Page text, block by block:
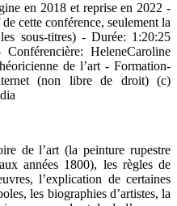
en 2018 et reprise en 2022 -
cette conférence, seulement la
sous-titres) - Durée: 1:20:25
HeleneCaroline
de l’art - Formation-
(non libre de droit) (c)
de l’art (la peinture rupestre
années 1800), les règles de
l’explication de certaines
les biographies d’artistes, la